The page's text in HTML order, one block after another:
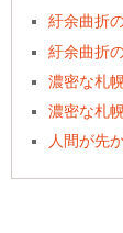
紆余曲折
紆余曲折
濃密な札
濃密な札
人間が先